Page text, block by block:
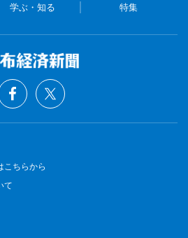
学ぶ・知る 特集
こちらから
て